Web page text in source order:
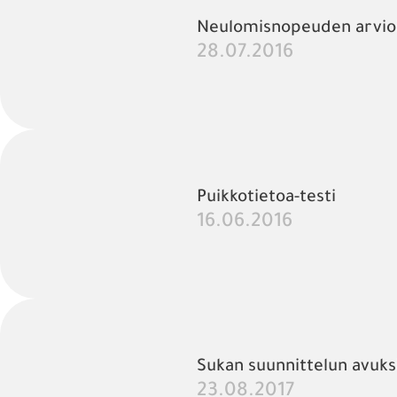
Neulomisnopeuden
28.07.2016
Puikkotietoa-testi
16.06.2016
Sukan suunnittelun
23.08.2017